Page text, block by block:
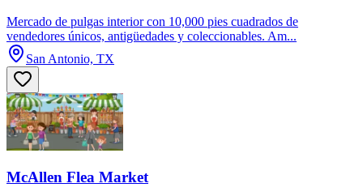
Mercado de pulgas interior con 10,000 pies cuadrados de
vendedores únicos, antigüedades y coleccionables. Am...
San Antonio, TX
McAllen Flea Market